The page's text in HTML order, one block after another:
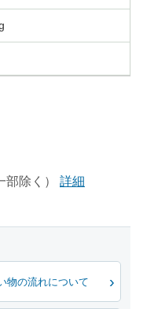
除く）
詳細
物の流れについて